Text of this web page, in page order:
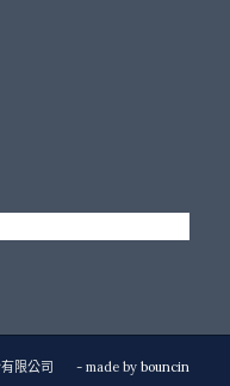
限公司 - made bybouncin